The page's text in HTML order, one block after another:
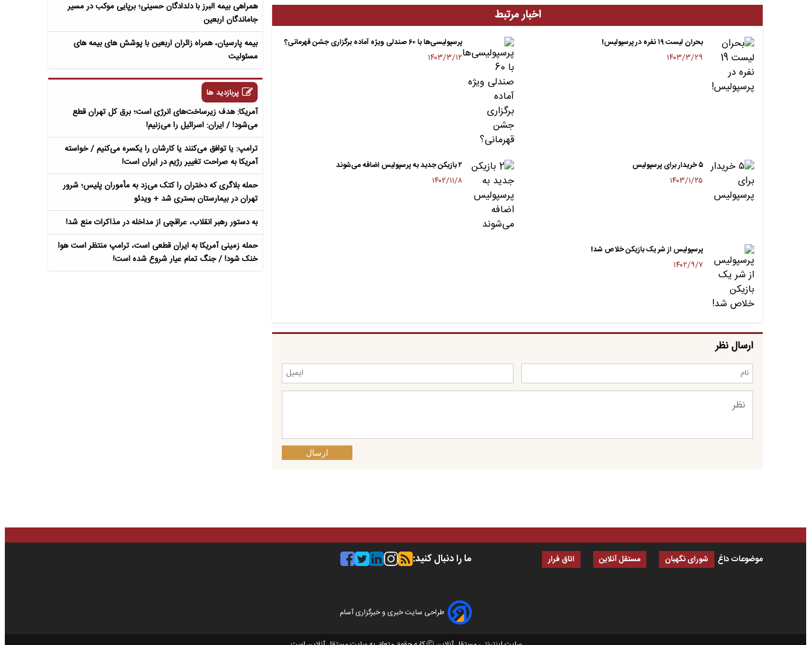
اخبار مرتبط
بحران لیست ۱۹ نفره در پرسپولیس!
۱۴۰۳/۳/۲۹
پرسپولیسی‌ها با ۶۰ صندلی ویژه آماده برگزاری جشن قهرمانی؟
۱۴۰۳/۳/۱۲
۵ خریدار برای پرسپولیس
۱۴۰۳/۱/۲۵
۲ بازیکن جدید به پرسپولیس اضافه می‌شوند
۱۴۰۲/۱۱/۸
پرسپولیس از شر یک بازیکن خلاص شد!
۱۴۰۲/۹/۷
ارسال نظر
ارسال
همراهی بیمه البرز با دلدادگان حسینی؛ برپایی موکب در مسیر
جاماندگان اربعین
بیمه پارسیان، همراه زائران اربعین با پوشش های بیمه های
مسئولیت
پربازدید ها
آمریکا: هدف زیرساخت‌های انرژی است؛ برق کل تهران قطع
می‌شود! / ایران: اسرائیل را می‌زنیم!
ترامپ: یا توافق می‌کنند یا کارشان را یکسره می‌کنیم / خواسته
آمریکا به صراحت تغییر رژیم در ایران است!
حمله بلاگری که دختران را کتک می‌زد به مأموران پلیس؛ شرور
تهران در بیمارستان بستری شد + ویدئو
به دستور رهبر انقلاب، عراقچی از مداخله در مذاکرات منع شد!
حمله زمینی آمریکا به ایران قطعی است، ترامپ منتظر است هوا
خنک شود! / جنگ تمام عیار شروع شده است!
موضوعات داغ شورای نگهبان مستقل آنلاین اتاق فرار ما را دنبال کنید:
طراحی سایت خبری و خبرگزاری آسام